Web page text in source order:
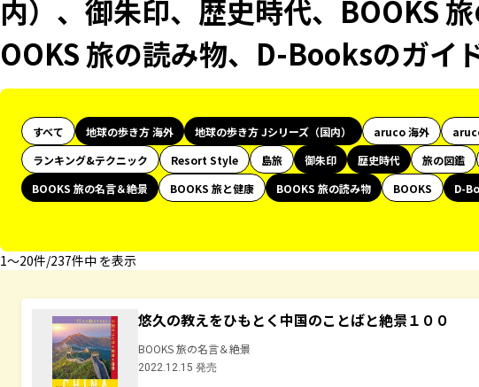
内）、御朱印、歴史時代、BOOKS
OOKS 旅の読み物、D-Booksのガイ
すべて 地球の歩き方 海外 地球の歩き方 Jシリーズ（国内） aruco 海外
ランキング&テクニック
Resort Style 島旅 御朱印 歴史時代 旅の図鑑
BOOKS 旅の名言＆絶景
BOOKS 旅と健康 BOOKS 旅の読み物 BOOKS
D-
1〜20件/237件中 を表示
悠久の教えをひもとく中国のことばと絶景１００
BOOKS 旅の名言＆絶景
2022.12.15 発売